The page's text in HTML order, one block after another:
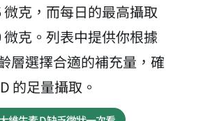
微克，而每日的最高攝取
微克。列表中提供你根據
層選擇合適的補充量，確
的足量攝取。